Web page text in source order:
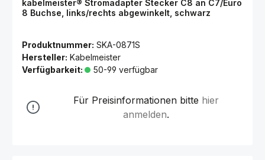
kabelmeister® Stromadapter Stecker C8 an C7/Euro
8 Buchse, links/rechts abgewinkelt, schwarz
Produktnummer: SKA-0871S
Hersteller: Kabelmeister
Verfügbarkeit:
50-99 verfügbar
Für Preisinformationen bitte hier
anmelden.